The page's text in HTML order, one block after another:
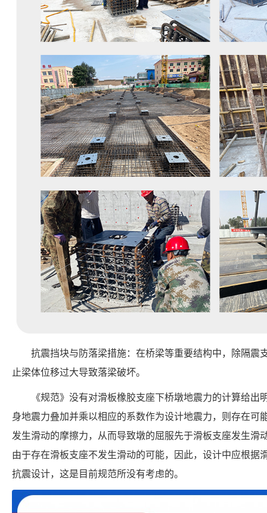
抗震挡块与防落梁措施：在桥梁等重要结构中，除隔震
止梁体位移过大导致落梁破坏。
《规范》没有对滑板橡胶支座下桥墩地震力的计算给出
身地震力叠加并乘以相应的系数作为设计地震力，则存在可
发生滑动的摩擦力，从而导致墩的屈服先于滑板支座发生滑
由于存在滑板支座不发生滑动的可能，因此，设计中应根据
抗震设计，这是目前规范所没有考虑的。